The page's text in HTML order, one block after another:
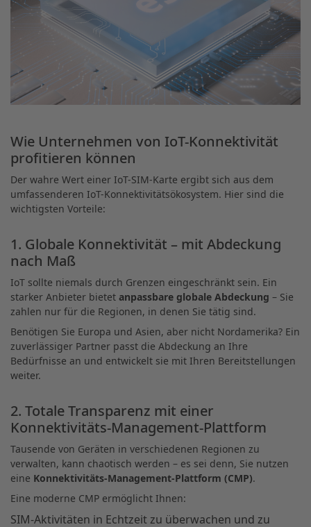
Wie Unternehmen von IoT-Konnektivität
profitieren können
Der wahre Wert einer IoT-SIM-Karte ergibt sich aus dem
umfassenderen IoT-Konnektivitätsökosystem. Hier sind die
wichtigsten Vorteile:
1. Globale Konnektivität – mit Abdeckung
nach Maß
IoT sollte niemals durch Grenzen eingeschränkt sein. Ein
starker Anbieter bietet anpassbare globale Abdeckung – Sie
zahlen nur für die Regionen, in denen Sie tätig sind.
Benötigen Sie Europa und Asien, aber nicht Nordamerika? Ein
zuverlässiger Partner passt die Abdeckung an Ihre
Bedürfnisse an und entwickelt sie mit Ihren Bereitstellungen
weiter.
2. Totale Transparenz mit einer
Konnektivitäts-Management-Plattform
Tausende von Geräten in verschiedenen Regionen zu
verwalten, kann chaotisch werden – es sei denn, Sie nutzen
eine Konnektivitäts-Management-Plattform (CMP).
Eine moderne CMP ermöglicht Ihnen:
SIM-Aktivitäten in Echtzeit zu überwachen und zu